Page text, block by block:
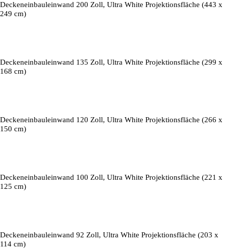
Deckeneinbauleinwand 200 Zoll, Ultra White Projektionsfläche (443 x
249 cm)
Deckeneinbauleinwand 135 Zoll, Ultra White Projektionsfläche (299 x
168 cm)
Deckeneinbauleinwand 120 Zoll, Ultra White Projektionsfläche (266 x
150 cm)
Deckeneinbauleinwand 100 Zoll, Ultra White Projektionsfläche (221 x
125 cm)
Deckeneinbauleinwand 92 Zoll, Ultra White Projektionsfläche (203 x
114 cm)